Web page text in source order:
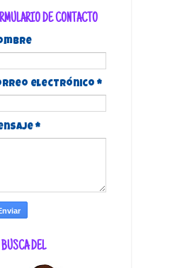
DE CONTACTO
electrónico *
*
DEL